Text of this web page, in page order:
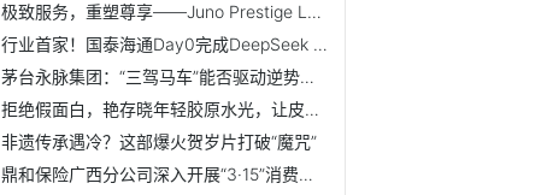
极致服务，重塑尊享——Juno Prestige Lounge 盛大开业
行业首家！国泰海通Day0完成DeepSeek V4大模型国产芯片适配...
茅台永脉集团：“三驾马车”能否驱动逆势增长？
拒绝假面白，艳存晓年轻胶原水光，让皮肤由内而外透发亮泽
非遗传承遇冷？这部爆火贺岁片打破“魔咒”
鼎和保险广西分公司深入开展“3·15”消费者权益保护教育宣传...